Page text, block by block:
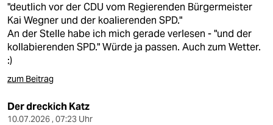
"deutlich vor der CDU vom Regierenden Bürgermeister
Kai Wegner und der koalierenden SPD."
An der Stelle habe ich mich gerade verlesen - "und der
kollabierenden SPD." Würde ja passen. Auch zum Wetter.
:)
zum Beitrag
Der dreckich Katz
10.07.2026 , 07:23 Uhr